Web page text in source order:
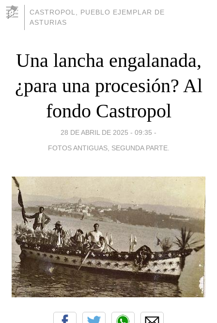
CASTROPOL, PUEBLO EJEMPLAR DE
ASTURIAS
Una lancha engalanada,
¿para una procesión? Al
fondo Castropol
28 DE ABRIL DE 2025 - 09:35 -
FOTOS ANTIGUAS, SEGUNDA PARTE.